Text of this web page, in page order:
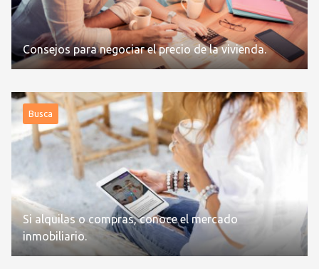
Consejos para negociar el precio de la vivienda.
Busca
Si alquilas o compras, conoce el mercado
inmobiliario.